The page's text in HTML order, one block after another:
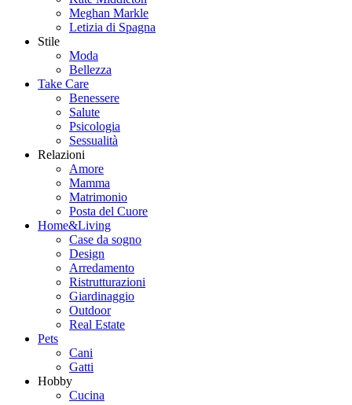
Meghan Markle
Letizia di Spagna
Stile
Moda
Bellezza
Take Care
Benessere
Salute
Psicologia
Sessualità
Relazioni
Amore
Mamma
Matrimonio
Posta del Cuore
Home&Living
Case da sogno
Design
Arredamento
Ristrutturazioni
Giardinaggio
Outdoor
Real Estate
Pets
Cani
Gatti
Hobby
Cucina